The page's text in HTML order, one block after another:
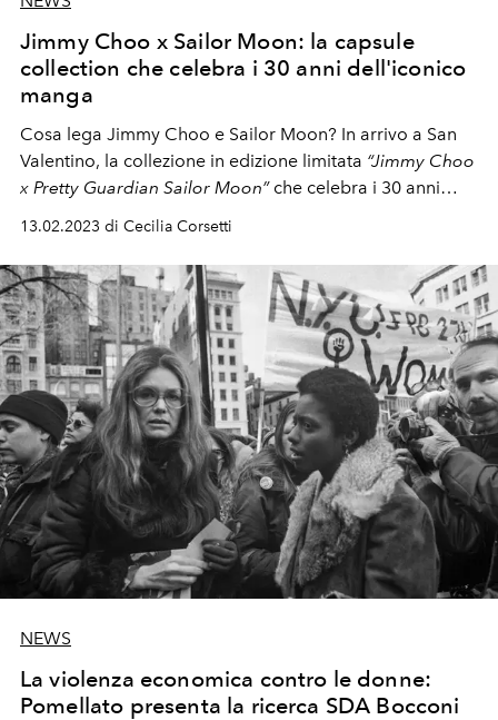
Jimmy Choo x Sailor Moon: la capsule
collection che celebra i 30 anni dell'iconico
manga
Cosa lega Jimmy Choo e Sailor Moon? In arrivo a San
Valentino, la collezione in edizione limitata “Jimmy Choo
x Pretty Guardian Sailor Moon”che celebra i 30 anni
13.02.2023 di Cecilia Corsetti
NEWS
La violenza economica contro le donne:
Pomellato presenta la ricerca SDA Bocconi